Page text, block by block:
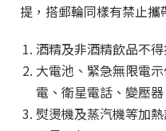
提，搭郵輪同樣有禁止攜
酒精及非酒精飲品不
大電池、緊急無限電
電、衛星電話、變壓
熨燙機及蒸汽機等加